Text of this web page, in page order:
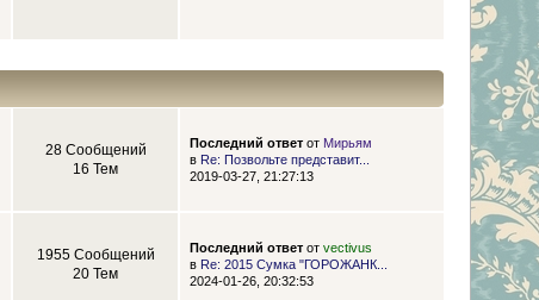
28 Сообщений
16 Тем
Последний ответот Мирьям
в Re: Позвольте представит...
2019-03-27, 21:27:13
1955 Сообщений
20 Тем
Последний ответот vectivus
в Re: 2015 Сумка "ГОРОЖАНК...
2024-01-26, 20:32:53